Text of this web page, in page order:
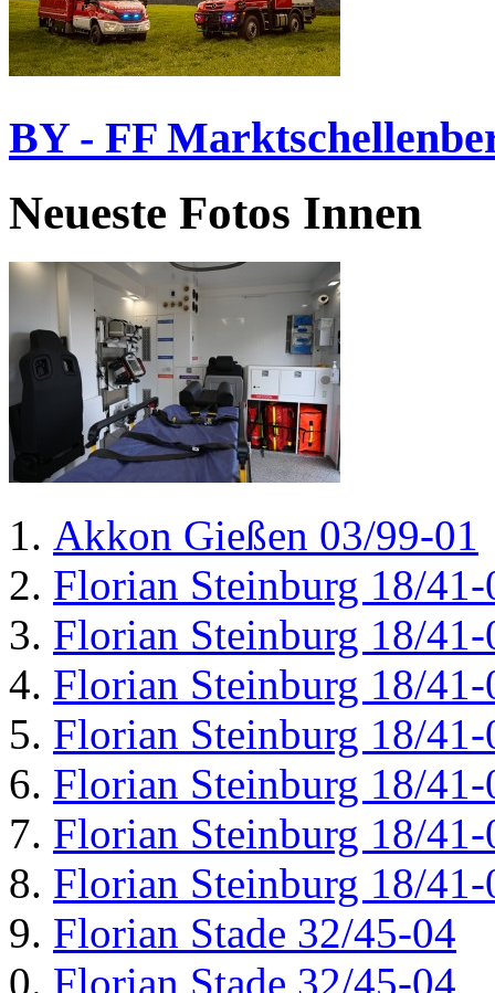
BY - FF
Neueste Fotos Innen
Akkon Gießen 03/99-01
Florian Steinburg 18/41-
Florian Steinburg 18/41-
Florian Steinburg 18/41-
Florian Steinburg 18/41-
Florian Steinburg 18/41-
Florian Steinburg 18/41-
Florian Steinburg 18/41-
Florian Stade 32/45-04
Florian Stade 32/45-04